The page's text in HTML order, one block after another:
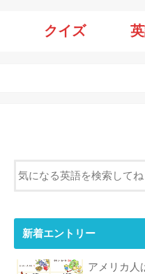
クイズ
新着エントリー
アメリカ人